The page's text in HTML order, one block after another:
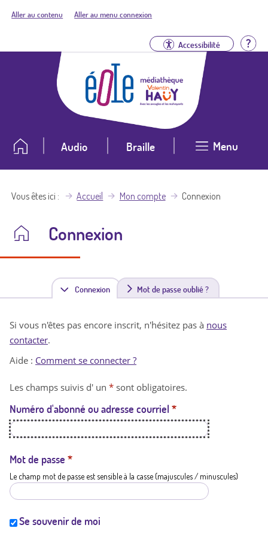
Aller au contenu Aller au menu connexion
Accessibilité
Audio Braille Menu
Vous êtes ici Accueil Mon compte Connexion
Connexion
Connexion(
n
t
a
t
i
Mot de passe oublié ?
Si vous n'êtes pas encore inscrit, n'hésitez pas à nous
contacter.
Aide : Comment se connecter ?
Les champs suivis d' un * sont obligatoires.
Numéro d'abonné ou adresse courriel *
Mot de passe *
Le champ mot de passe est sensible à la casse (majuscules / minuscules)
Se souvenir de moi